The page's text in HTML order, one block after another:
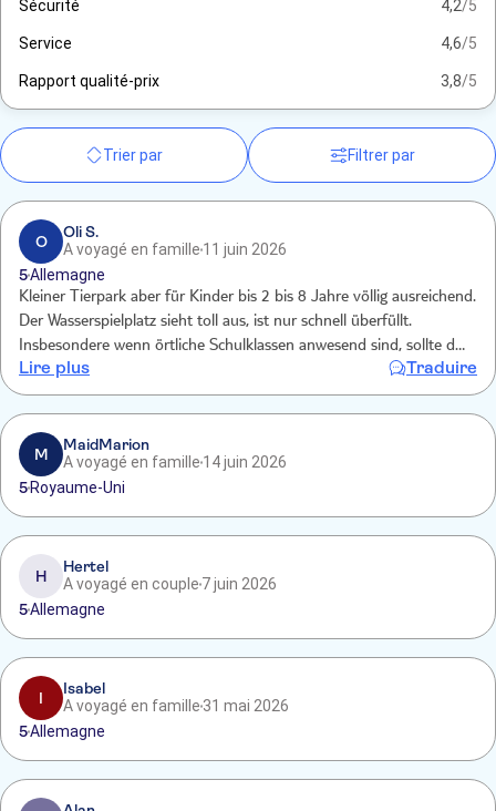
Sécurité 4,2/5
Service 4,6/5
Rapport qualité-prix 3,8/5
Trier par Filtrer par
O
Oli S.
A voyagé en famille 11 juin 2026
5Allemagne
Kleiner Tierpark aber für Kinder bis 2 bis 8 Jahre völlig ausreichend.
Der Wasserspielplatz sieht toll aus, ist nur schnell überfüllt.
Insbesondere wenn örtliche Schulklassen anwesend sind, sollte der
Wasserspielplatz aus Sicherheitsgründen eher gemieden werden
Lire plus Traduire
M
MaidMarion
A voyagé en famille 14 juin 2026
5 Royaume-Uni
H
Hertel
A voyagé en couple 7 juin 2026
5Allemagne
I
Isabel
A voyagé en famille 31 mai 2026
5Allemagne